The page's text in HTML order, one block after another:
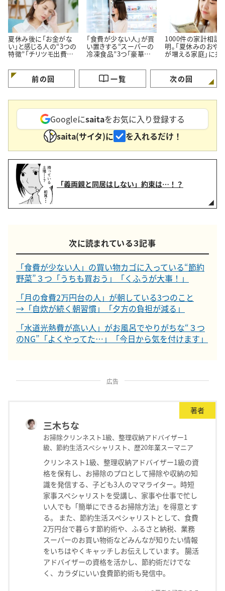
夏休み後に「お金がな
い」と感じる人の“3つの
特徴”「チリツモ出費に
「食費が少ない人」が買
い置きする“スーパーの
冷凍食品”3つ「豪華に
る」
1000件の家計相談
明。「夏休みのおや
が増える家庭」に共
前の回 一覧 次の回
Googleにsaitaをお気に入り登録する
saita(サイタ)に
を入れるだけ！
「義両親と同居はしない」約束は…！？
次に読まれている３記事
「食費が少ない人」の買い物カゴに入っている“節約
野菜”３つ「うちも買おう」「くふうが大事！」
「月の食費2万円台の人」が朝している3つのこと
→「自炊が続く朝習慣」「夕方の負担が減る」
「水道光熱費が高い人」がお風呂でやりがちな“３つ
のNG”「よくやってた…」「今日から気を付けます」
広告
著者
三木ちな
お掃除クリンネスト1級、整理収納アドバイザー1
級、節約生活スペシャリスト、歴20年業スーマニア
クリンネスト1級、整理収納アドバイザー1級の資
格を保有し、お掃除のプロとして掃除や収納の知
識を発信する、子ども3人のママライター。時短
家事スペシャリストを受講し、家事や仕事で忙し
い人でも「簡単にできるお掃除方法」を得意とす
る。 また、節約生活スペシャリストとして、食費
2万円台で暮らす節約術や、ふるさと納税、業務
スーパーのお買い物術などみんなが知りたい情報
をいちはやくキャッチしお伝えしています。 腸活
アドバイザーの資格を活かし、節約術だけでな
く、カラダにいい食費節約術も発信中。